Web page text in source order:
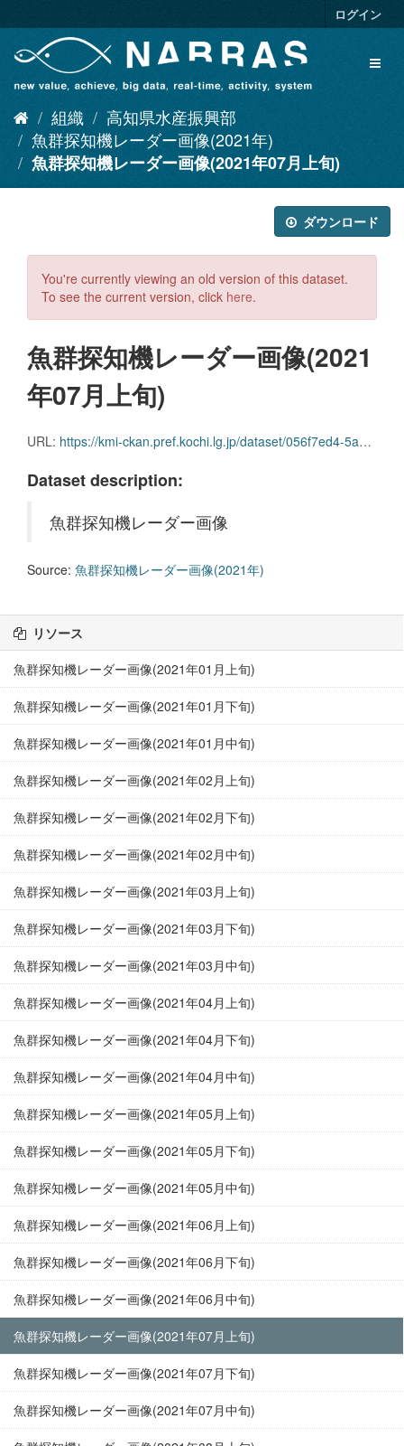
キ
ログイン
組織
高知県水産振興部
魚群探知機レーダー画像(2021年)
魚群探知機レーダー画像(2021年07月上旬)
ダウンロード
You're currently viewing an old version of this dataset.
To see the current version, click here.
魚群探知機レーダー画像(2021
年07月上旬)
URL: https://kmi-ckan.pref.kochi.lg.jp/dataset/056f7ed4-5a07-486a-8b65-ec28e5eeb0b5/resource/75ff284b-a729-4739-967b-d10acd7decd5/download/gyoguntanchikireedaagazou2021nen07-joujun.zip
Dataset description:
魚群探知機レーダー画像
Source: 魚群探知機レーダー画像(2021年)
リソース
魚群探知機レーダー画像(2021年01月上旬)
魚群探知機レーダー画像(2021年01月下旬)
魚群探知機レーダー画像(2021年01月中旬)
魚群探知機レーダー画像(2021年02月上旬)
魚群探知機レーダー画像(2021年02月下旬)
魚群探知機レーダー画像(2021年02月中旬)
魚群探知機レーダー画像(2021年03月上旬)
魚群探知機レーダー画像(2021年03月下旬)
魚群探知機レーダー画像(2021年03月中旬)
魚群探知機レーダー画像(2021年04月上旬)
魚群探知機レーダー画像(2021年04月下旬)
魚群探知機レーダー画像(2021年04月中旬)
魚群探知機レーダー画像(2021年05月上旬)
魚群探知機レーダー画像(2021年05月下旬)
魚群探知機レーダー画像(2021年05月中旬)
魚群探知機レーダー画像(2021年06月上旬)
魚群探知機レーダー画像(2021年06月下旬)
魚群探知機レーダー画像(2021年06月中旬)
魚群探知機レーダー画像(2021年07月上旬)
魚群探知機レーダー画像(2021年07月下旬)
魚群探知機レーダー画像(2021年07月中旬)